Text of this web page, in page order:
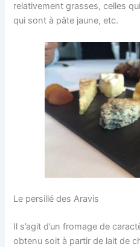
relativement grasses, celles
qui sont à pâte jaune, etc.
Le persillé des Aravis
Il s’agit d’un fromage de
obtenu soit à partir de lait de